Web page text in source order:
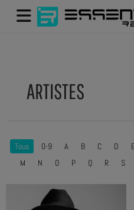
ARTISTES
Tous 0-9 A B C D
M
N O P Q R S